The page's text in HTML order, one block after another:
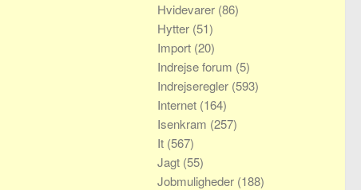
Hvidevarer (86)
Hytter (51)
Import (20)
Indrejse forum (5)
Indrejseregler (593)
Internet (164)
Isenkram (257)
It (567)
Jagt (55)
Jobmuligheder (188)